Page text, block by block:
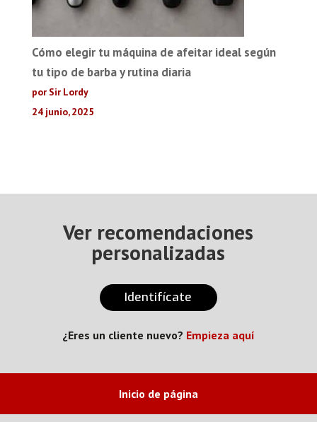
Cómo elegir tu máquina de afeitar ideal según
tu tipo de barba y rutina diaria
por Sir Lordy
24 junio, 2025
Ver recomendaciones
personalizadas
Identifícate
¿Eres un cliente nuevo? Empieza aquí
Inicio de página